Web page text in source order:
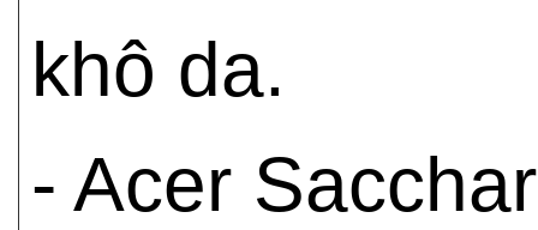
khô da.
- Acer